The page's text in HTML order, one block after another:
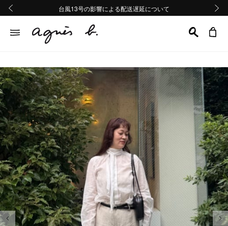
熊本地域地震の影響による配送遅延について
Summer Sale 2buy10%OFF!!
台風13号の影響による配送遅延について
熊本地域地震の影響による配送遅延について
Summer Sale 2buy10%OFF!!
前の画像 次